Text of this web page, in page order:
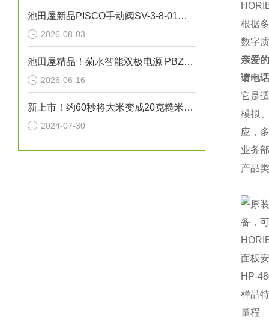
池田屋新品PISCO手动阀SV-3-8-01正式发布
2026-08-03
池田屋精品！菊水智能双极电源 PBZ40-10 参数介绍
2026-06-16
新上市！约60秒将大米变成20克糙米样品！电动按摩器TR-260
2024-07-30
根据
数字
亲爱
请电
它是
模拟
应，
业务
产品
备，
面板
HP-
样品
量程